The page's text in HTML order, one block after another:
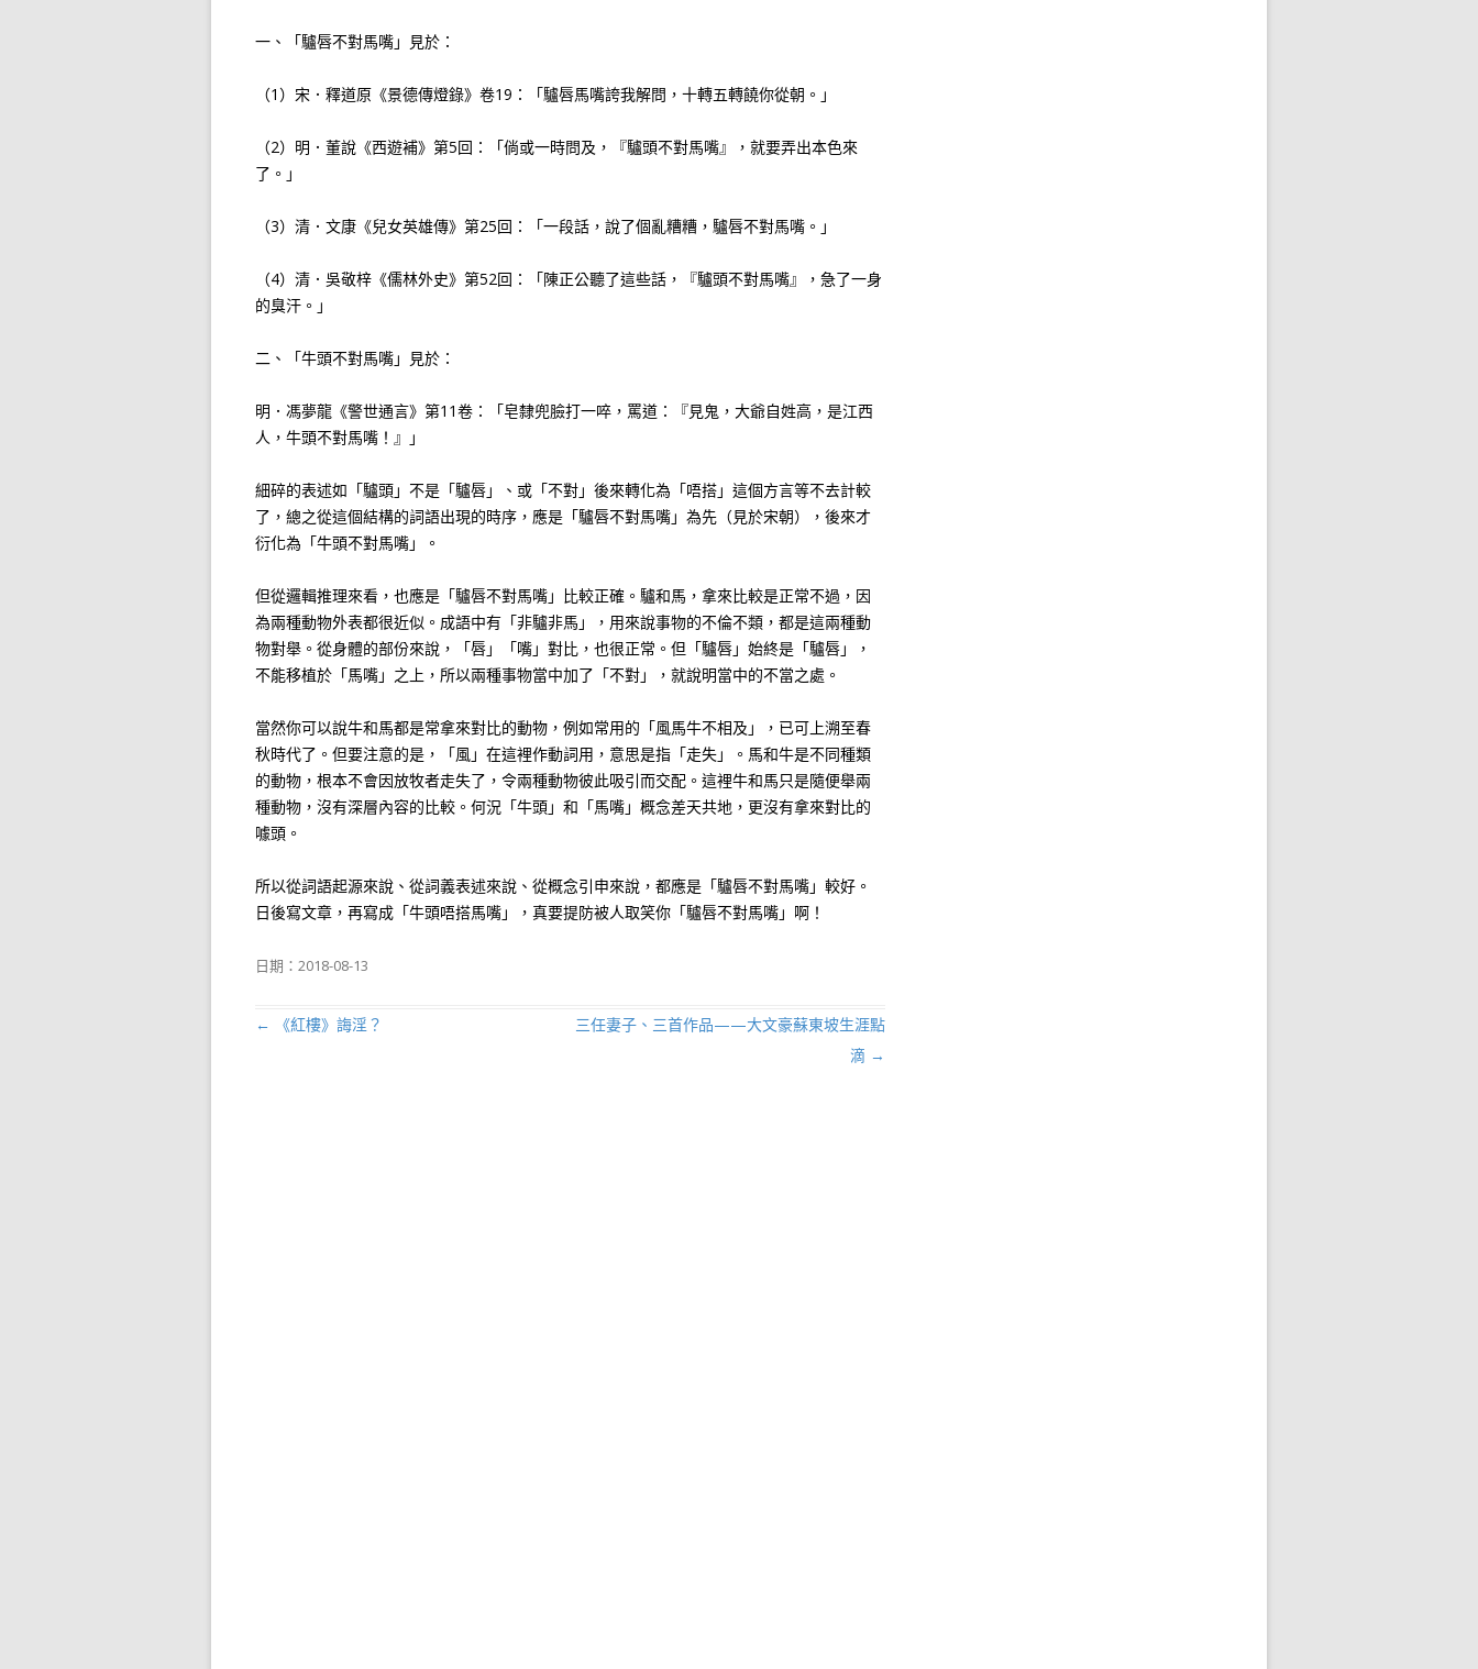
一、「驢唇不對馬嘴」見於：
（1）宋．釋道原《景德傳燈錄》卷19：「驢唇馬嘴誇我解問，十轉五轉饒你從朝。」
（2）明．董說《西遊補》第5回：「倘或一時問及，『驢頭不對馬嘴』，就要弄出本色來
了。」
（3）清．文康《兒女英雄傳》第25回：「一段話，說了個亂糟糟，驢唇不對馬嘴。」
（4）清．吳敬梓《儒林外史》第52回：「陳正公聽了這些話，『驢頭不對馬嘴』，急了一身
的臭汗。」
二、「牛頭不對馬嘴」見於：
明．馮夢龍《警世通言》第11卷：「皂隸兜臉打一啐，罵道：『見鬼，大爺自姓高，是江西
人，牛頭不對馬嘴！』」
細碎的表述如「驢頭」不是「驢唇」、或「不對」後來轉化為「唔搭」這個方言等不去計較
了，總之從這個結構的詞語出現的時序，應是「驢唇不對馬嘴」為先（見於宋朝），後來才
衍化為「牛頭不對馬嘴」。
但從邏輯推理來看，也應是「驢唇不對馬嘴」比較正確。驢和馬，拿來比較是正常不過，因
為兩種動物外表都很近似。成語中有「非驢非馬」，用來說事物的不倫不類，都是這兩種動
物對舉。從身體的部份來說，「唇」「嘴」對比，也很正常。但「驢唇」始終是「驢唇」，
不能移植於「馬嘴」之上，所以兩種事物當中加了「不對」，就說明當中的不當之處。
當然你可以說牛和馬都是常拿來對比的動物，例如常用的「風馬牛不相及」，已可上溯至春
秋時代了。但要注意的是，「風」在這裡作動詞用，意思是指「走失」。馬和牛是不同種類
的動物，根本不會因放牧者走失了，令兩種動物彼此吸引而交配。這裡牛和馬只是隨便舉兩
種動物，沒有深層內容的比較。何況「牛頭」和「馬嘴」概念差天共地，更沒有拿來對比的
噱頭。
所以從詞語起源來說、從詞義表述來說、從概念引申來說，都應是「驢唇不對馬嘴」較好。
日後寫文章，再寫成「牛頭唔搭馬嘴」，真要提防被人取笑你「驢唇不對馬嘴」啊！
日期： 2018-08-13
文章導航列
← 《紅樓》誨淫？
三任妻子、三首作品——大文豪蘇東坡生涯點
滴 →